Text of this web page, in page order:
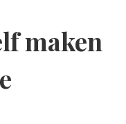
maken